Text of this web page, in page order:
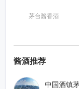
茅台酱香酒
酱酒推荐
中国酒镇